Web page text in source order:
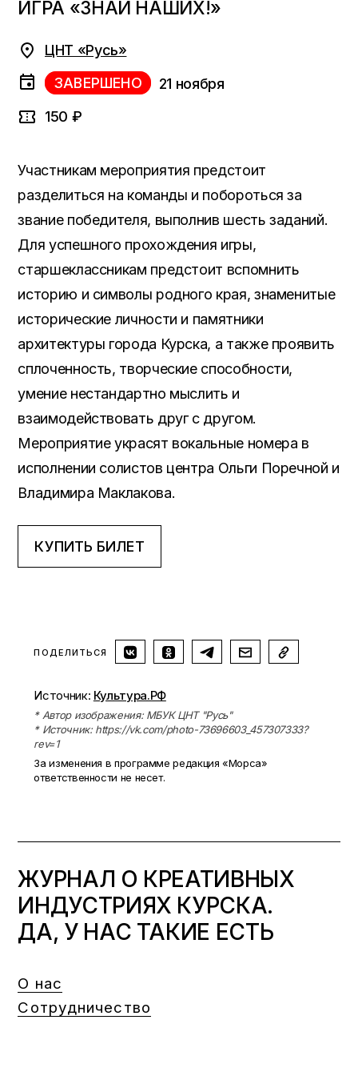
ИГРА «ЗНАЙ НАШИХ!»
ЦНТ «Русь»
ЗАВЕРШЕНО
21 ноября
150 ₽
Участникам мероприятия предстоит
разделиться на команды и побороться за
звание победителя, выполнив шесть заданий.
Для успешного прохождения игры,
старшеклассникам предстоит вспомнить
историю и символы родного края, знаменитые
исторические личности и памятники
архитектуры города Курска, а также проявить
сплоченность, творческие способности,
умение нестандартно мыслить и
взаимодействовать друг с другом.
Мероприятие украсят вокальные номера в
исполнении солистов центра Ольги Поречной и
Владимира Маклакова.
КУПИТЬ БИЛЕТ
ПОДЕЛИТЬСЯ
Источник: Культура.РФ
* Автор изображения: МБУК ЦНТ "Русь"
* Источник: https://vk.com/photo-73696603_457307333?
rev=1
За изменения в программе редакция «Морса»
ответственности не несет.
ЖУРНАЛ О КРЕАТИВНЫХ
ИНДУСТРИЯХ КУРСКА.
ДА, У НАС ТАКИЕ ЕСТЬ
О нас
Сотрудничество